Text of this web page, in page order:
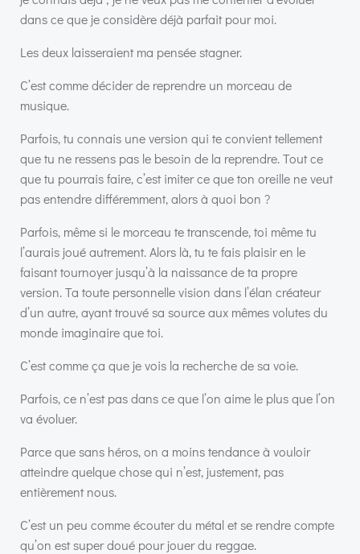
dans ce que je considère déjà parfait pour moi.
Les deux laisseraient ma pensée stagner.
C’est comme décider de reprendre un morceau de
musique.
Parfois, tu connais une version qui te convient tellement
que tu ne ressens pas le besoin de la reprendre. Tout ce
que tu pourrais faire, c’est imiter ce que ton oreille ne veut
pas entendre différemment, alors à quoi bon ?
Parfois, même si le morceau te transcende, toi même tu
l’aurais joué autrement. Alors là, tu te fais plaisir en le
faisant tournoyer jusqu’à la naissance de ta propre
version. Ta toute personnelle vision dans l’élan créateur
d’un autre, ayant trouvé sa source aux mêmes volutes du
monde imaginaire que toi.
C’est comme ça que je vois la recherche de sa voie.
Parfois, ce n’est pas dans ce que l’on aime le plus que l’on
va évoluer.
Parce que sans héros, on a moins tendance à vouloir
atteindre quelque chose qui n’est, justement, pas
entièrement nous.
C’est un peu comme écouter du métal et se rendre compte
qu’on est super doué pour jouer du reggae.